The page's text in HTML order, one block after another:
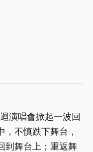
演唱會掀起一波回
不慎跌下舞台，
到舞台上；重返舞